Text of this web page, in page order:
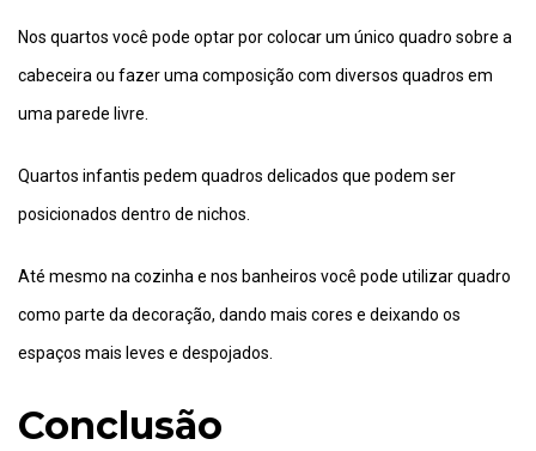
Nos quartos você pode optar por colocar um único quadro sobre a
cabeceira ou fazer uma composição com diversos quadros em
uma parede livre.
Quartos infantis pedem quadros delicados que podem ser
posicionados dentro de nichos.
Até mesmo na cozinha e nos banheiros você pode utilizar quadro
como parte da decoração, dando mais cores e deixando os
espaços mais leves e despojados.
Conclusão